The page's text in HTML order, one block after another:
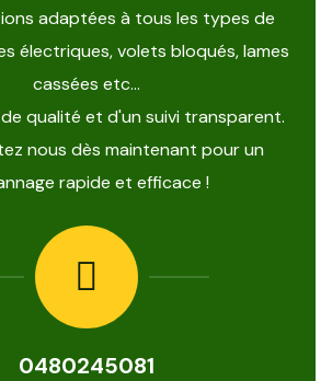
adaptées à tous les types de
électriques, volets bloqués, lames
cassées etc…
qualité et d'un suivi transparent.
nous dès maintenant pour un
rapide et efficace !
0480245081